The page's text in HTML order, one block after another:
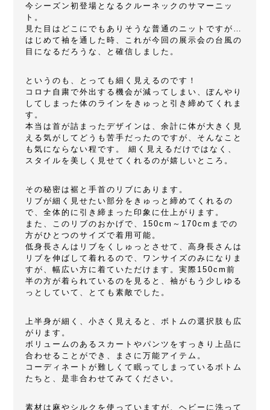
今シーズン初登場となるクルーネックのサマーニッ
ト。
見た目はどこにでもありそうな普通のニットですが…
はじめて袖を通した時、これが今回の展示会の台風の
目になるだろうな、と確信しました。
というのも、とっても細く見えるのです！
コロナ自粛で外出する機会が減ってしまい、ぼんやり
してしまった体のラインをきゅっと引き締めてくれま
す。
本当は首が詰まったデザインは、余計に体が大きく見
える気がしてどうも苦手だったのですが、そんなこと
も気にならない程です。 細く見えるだけではなく、
スタイルを美しく見せてくれるのが嬉しいところ。
その秘密は裾と手首のリブにあります。
リブが細く見せたい部分をきゅっと締めてくれるの
で、全体的に引き締まった印象に仕上がります。
また、このリブのおかげで、150cm～170cmまでの
方がひとつのサイズで着用可能。
低身長さんはリブをくしゅっとさせて、高身長さんは
リブを伸ばして着れるので、ワンサイズのみになりま
すが、幅広い方に着ていただけます。実際150cm前
半の方が着られているのを見ると、袖がもう少しゆる
っとしていて、とても素敵でした。
上半身が細く、小さく見えると、ボトムの選択肢も広
がります。
ボリュームのあるスカートやパンツをすっきり上品に
合わせることができ、まさに万能アイテム。
コーディネートが難しくて眠ってしまっているボトム
たちと、是非合わせてみてください。
素材は麻やシルクを使っていますが、ヘビーに洗って